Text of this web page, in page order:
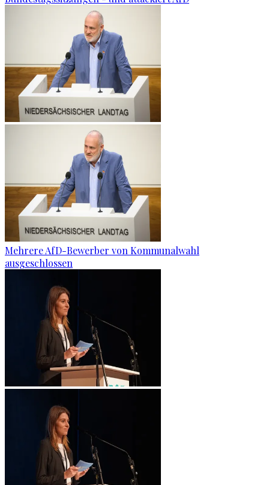
Mehrere AfD-Bewerber von Kommunalwahl
ausgeschlossen